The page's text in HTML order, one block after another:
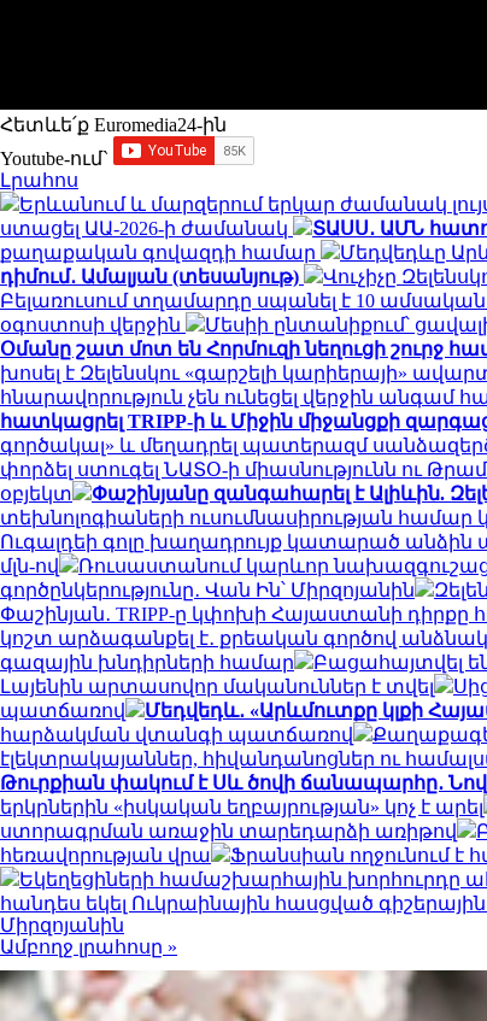
Հետևե՛ք Euromedia24-ին
Youtube-ում`
Լրահոս
Երևանում և մարզերում երկար ժամանակ լույս
ստացել ԱԱ-2026-ի ժամանակ
ՏԱՍՍ․ ԱՄՆ
քաղաքական գովազդի համար
Մեդվեդևը
դիմում․ Ամալյան (տեսանյութ)
Վուչիչը
Բելառուսում տղամարդը սպանել է 10
օգոստոսի վերջին
Մեսիի ընտանիքում՝
Օմանը շատ մոտ են Հորմուզի նեղուցի շուրջ
խոսել է Զելենսկու «գարշելի կարիերայի»
հնարավորություն չեն ունեցել վերջին
հատկացրել TRIPP-ի և Միջին միջանցքի
գործակալ» և մեղադրել պատերազմ
փորձել ստուգել ՆԱՏՕ-ի միասնությունն ու
օբյեկտ
Փաշինյանը զանգահարել է Ալիևին.
տեխնոլոգիաների ուսումնասիրության համար
Ուգալդեի գոլը խաղադրույք կատարած անձին
մլն-ով
Ռուսաստանում կարևոր
գործընկերությունը․ Վան Ին՝ Միրզոյանին
Փաշինյան․ TRIPP-ը կփոխի Հայաստանի
կոշտ արձագանքել է․ քրեական գործով
գազային խնդիրների համար
Բացահայտվել
Լայենին արտասովոր մականուններ է տվել
պատճառով
Մեդվեդև․ «Արևմուտքը կլքի
հարձակման վտանգի պատճառով
էլեկտրակայաններ, հիվանդանոցներ ու
Թուրքիան փակում է Սև ծովի ճանապարհը․
երկրներին «իսկական եղբայրության» կոչ է արել
ստորագրման առաջին տարեդարձի առիթով
հեռավորության վրա
Ֆրանսիան ողջունում է
Եկեղեցիների համաշխարհային խորհուրդը
հանդես եկել Ուկրաինային հասցված
Միրզոյանին
Ամբողջ լրահոսը »